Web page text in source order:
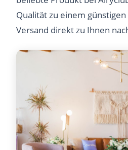
Qualität zu einem
Versand direkt zu Ihnen